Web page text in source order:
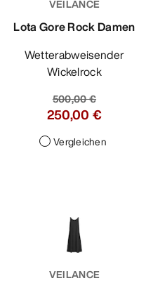
VEILANCE
Lota Gore Rock Damen
Wetterabweisender
Wickelrock
500,00 €
250,00 €
Vergleichen
VEILANCE